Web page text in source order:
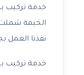
خدمة تركيب
الخيمة
نفذنا العمل
خدمة تركيب